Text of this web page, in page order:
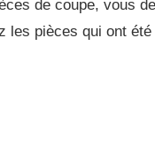
de coupe, vous
les pièces qui ont